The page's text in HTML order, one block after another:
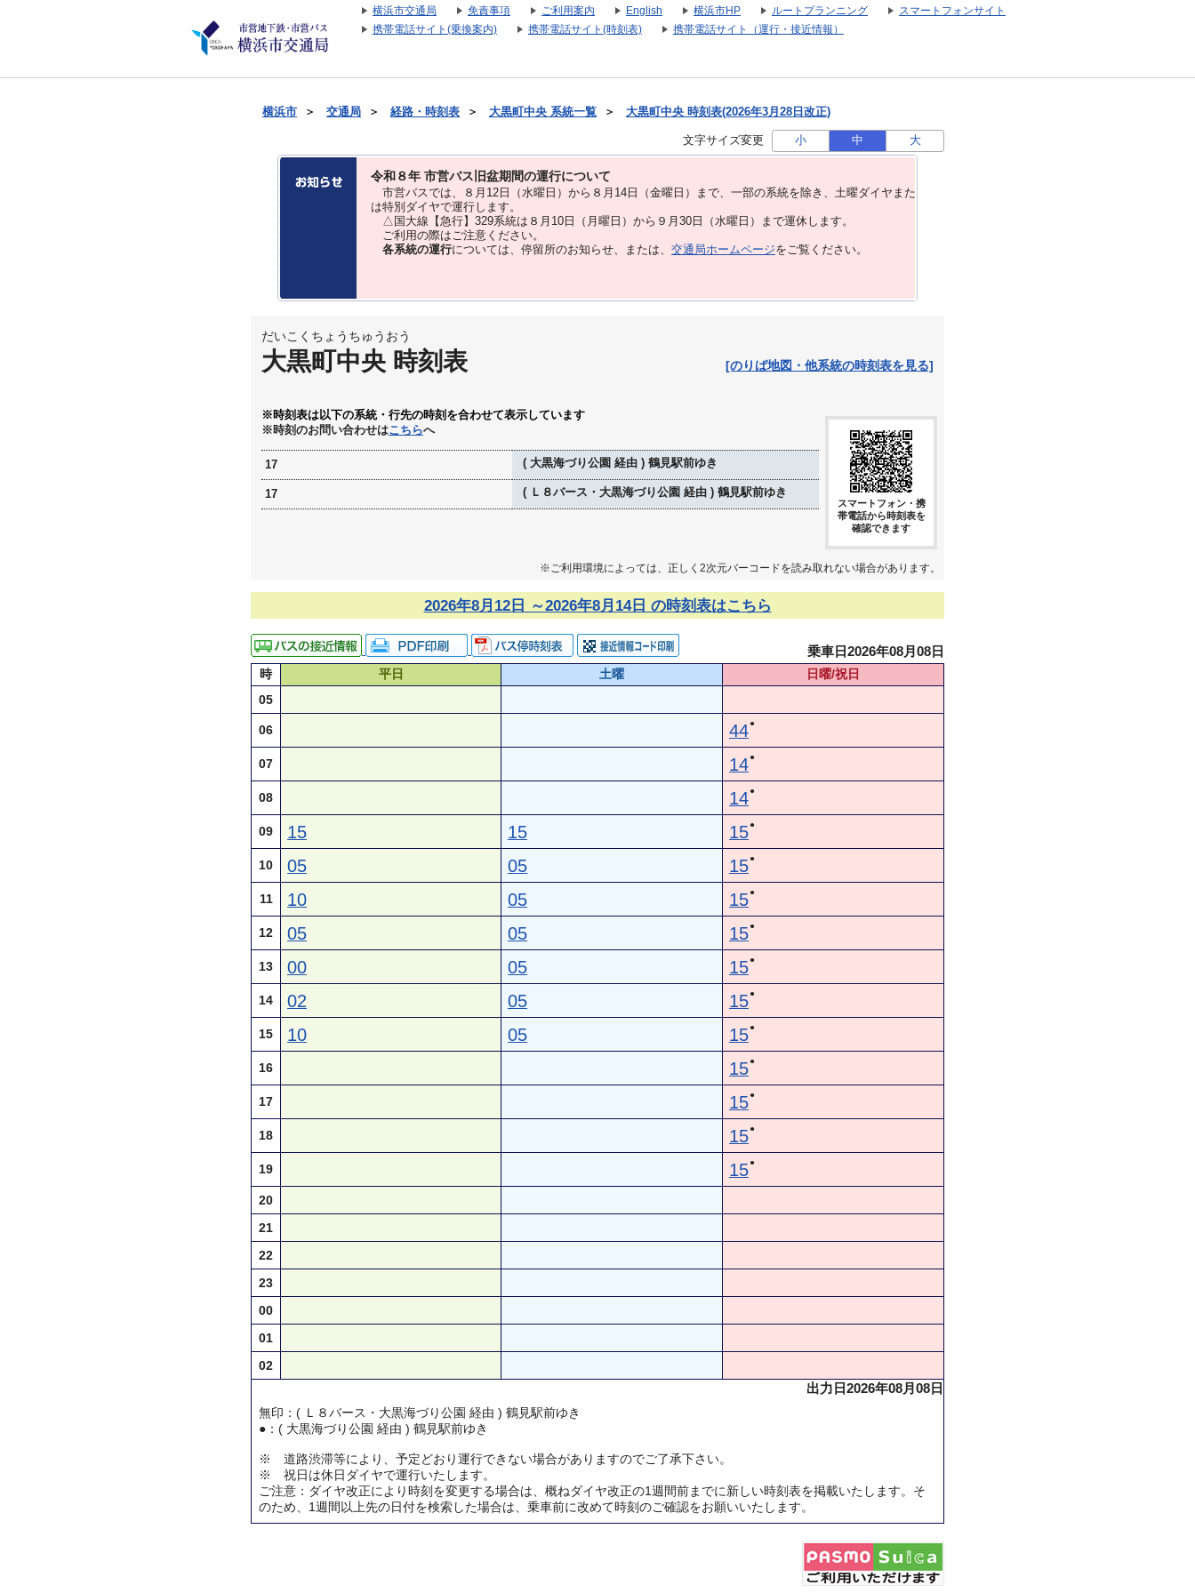
横浜市交通局 免責事項 ご利用案内 English 横浜市HP ルートプランニング
スマートフォンサイト
携帯電話サイト(乗換案内)
携帯電話サイト(時刻表) 携帯電話サイト（運行・接近情報）
横浜市 ＞ 交通局 ＞ 経路・時刻表 ＞ 大黒町中央 系統一覧 ＞ 大黒町中央 時刻表(2026年3月28日改正)
文字サイズ変更 小 中 大
令和８年 市営バス旧盆期間の運行について
市営バスでは、８⽉12⽇（水曜日）から８⽉14⽇（金曜日）まで、⼀部の系統を除き、⼟曜ダイヤまた
は特別ダイヤで運⾏します。
△国大線【急行】329系統は８月10日（月曜日）から９月30日（水曜日）まで運休します。
ご利用の際はご注意ください。
各系統の運行については、停留所のお知らせ、または、 交通局ホームページをご覧ください。
だいこくちょうちゅうおう
大黒町中央 時刻表 [のりば地図・他系統の時刻表を見る]
※時刻表は以下の系統・行先の時刻を合わせて表示しています
※時刻のお問い合わせはこちらへ
17 ( 大黒海づり公園 経由 ) 鶴見駅前ゆき
17 ( Ｌ８バース・大黒海づり公園 経由 ) 鶴見駅前ゆき
スマートフォン・携
帯電話から時刻表を
確認できます
※ご利用環境によっては、正しく2次元バーコードを読み取れない場合があります。
2026年8月12日 ～2026年8月14日 の時刻表はこちら
乗車日2026年08月08日
時 平日 土曜
日曜/祝日
05
06 44●
07 14●
08 14●
09 15 15 15●
10 05 05 15●
11 10 05 15●
12 05 05 15●
13 00 05 15●
14 02 05 15●
15 10 05 15●
16 15●
17 15●
18 15●
19 15●
20
21
22
23
00
01
02
出力日2026年08月08日
無印：( Ｌ８バース・大黒海づり公園 経由 ) 鶴見駅前ゆき
●：( 大黒海づり公園 経由 ) 鶴見駅前ゆき
※ 道路渋滞等により、予定どおり運行できない場合がありますのでご了承下さい。
※ 祝日は休日ダイヤで運行いたします。
ご注意：ダイヤ改正により時刻を変更する場合は、概ねダイヤ改正の1週間前までに新しい時刻表を掲載いたします。そ
のため、1週間以上先の日付を検索した場合は、乗車前に改めて時刻のご確認をお願いいたします。